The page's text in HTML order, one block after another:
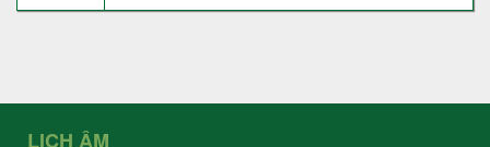
LỊCH ÂM